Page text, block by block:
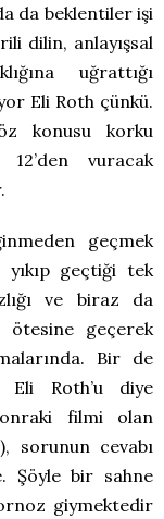
da beklentiler işi
dilin, anlayışsal
uğrattığı
Eli Roth çünkü.
konusu korku
vuracak
geçmek
geçtiği tek
ve biraz da
ötesine geçerek
Bir de
Eli Roth’u diye
filmi olan
sorunun cevabı
Şöyle bir sahne
giymektedir